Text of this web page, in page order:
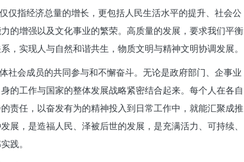
仅指经济总量的增长，更包括人民生活水平的提升、社会公
的增强以及文化事业的繁荣。高质量的发展，要求我们平衡
，实现人与自然和谐共生，物质文明与精神文明协调发展。
社会成员的共同参与和不懈奋斗。无论是政府部门、企事业
的工作与国家的整体发展战略紧密结合起来。每个人在各自
责任，以奋发有为的精神投入到日常工作中，就能汇聚成推
展，是造福人民、泽被后世的发展，是充满活力、可持续、
践。